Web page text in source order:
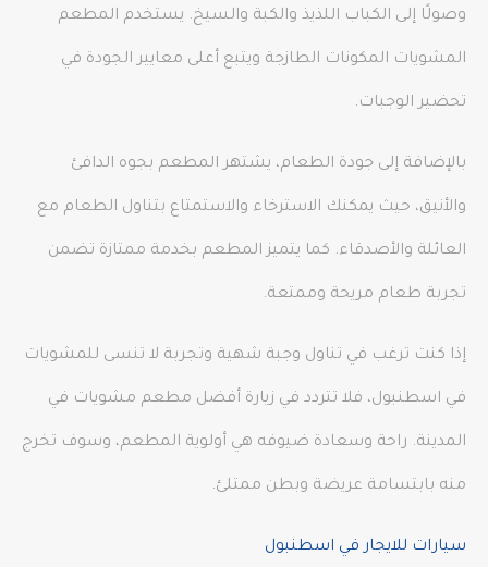
وصولًا إلى الكباب اللذيذ والكبة والسيخ. يستخدم المطعم
المشويات المكونات الطازجة ويتبع أعلى معايير الجودة في
تحضير الوجبات.
بالإضافة إلى جودة الطعام، يشتهر المطعم بجوه الدافئ
والأنيق، حيث يمكنك الاسترخاء والاستمتاع بتناول الطعام مع
العائلة والأصدقاء. كما يتميز المطعم بخدمة ممتازة تضمن
تجربة طعام مريحة وممتعة.
إذا كنت ترغب في تناول وجبة شهية وتجربة لا تنسى للمشويات
في اسطنبول، فلا تتردد في زيارة أفضل مطعم مشويات في
المدينة. راحة وسعادة ضيوفه هي أولوية المطعم، وسوف تخرج
منه بابتسامة عريضة وبطن ممتلئ.
سيارات للايجار في اسطنبول